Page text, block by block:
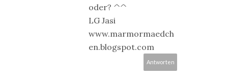
oder? ^^
LG Jasi
www.marmormaedch
en.blogspot.com
Antworten